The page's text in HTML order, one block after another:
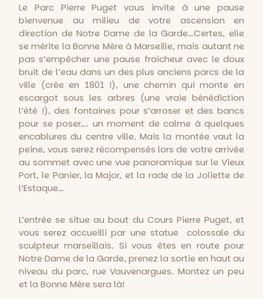
Le Parc Pierre Puget vous invite à une pause
bienvenue au milieu de votre ascension en
direction de Notre Dame de la Garde…Certes, elle
se mérite la Bonne Mère à Marseille, mais autant ne
pas s’empêcher une pause fraicheur avec le doux
bruit de l’eau dans un des plus anciens parcs de la
ville (crée en 1801 !), une chemin qui monte en
escargot sous les arbres (une vraie bénédiction
l’été !), des fontaines pour s’arroser et des bancs
pour se poser…. un moment de calme à quelques
encablures du centre ville. Mais la montée vaut la
peine, vous serez récompensés lors de votre arrivée
au sommet avec une vue panoramique sur le Vieux
Port, le Panier, la Major, et la rade de la Joliette de
l’Estaque…
L’entrée se situe au bout du Cours Pierre Puget, et
vous serez accueilli par une statue colossale du
sculpteur marseillais. Si vous êtes en route pour
Notre Dame de la Garde, prenez la sortie en haut au
niveau du parc, rue Vauvenargues. Montez un peu
et la Bonne Mère sera là!